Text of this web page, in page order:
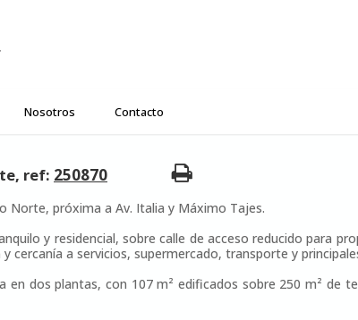
Nosotros Contacto
ref: 250870
Norte, próxima a Av. Italia y Máximo Tajes.
y residencial, sobre calle de acceso reducido para
cercanía a servicios, supermercado, transporte y
en dos plantas, con 107 m² edificados sobre 250 m²